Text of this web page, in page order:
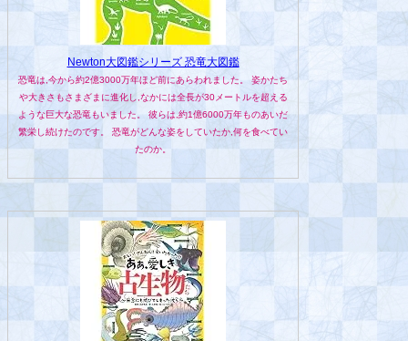
Newton大図鑑シリーズ 恐竜大図鑑
恐竜は,今から約2億3000万年ほど前にあらわれました。 姿かたち
や大きさもさまざまに進化し,なかには全長が30メートルを超える
ような巨大な恐竜もいました。 彼らは,約1億6000万年ものあいだ
繁栄し続けたのです。 恐竜がどんな姿をしていたか,何を食べてい
たのか。